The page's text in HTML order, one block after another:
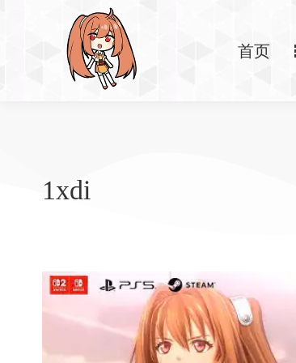
首页
1xdi